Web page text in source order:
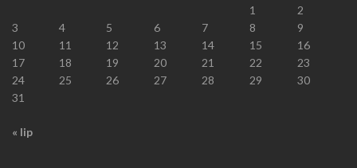
1
2
3
4 5 6 7 8
9
10
11 12 13 14 15
16
17
18 19 20 21 22
23
24
25 26 27 28 29
30
31
« lip